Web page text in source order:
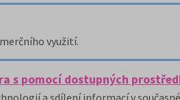
využití.
s pomocí dostupných
a sdílení informací v